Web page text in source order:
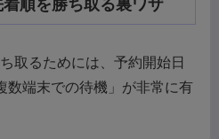
順を勝ち取る裏ワザ
取るためには、予約開始日
数端末での待機」が非常に有